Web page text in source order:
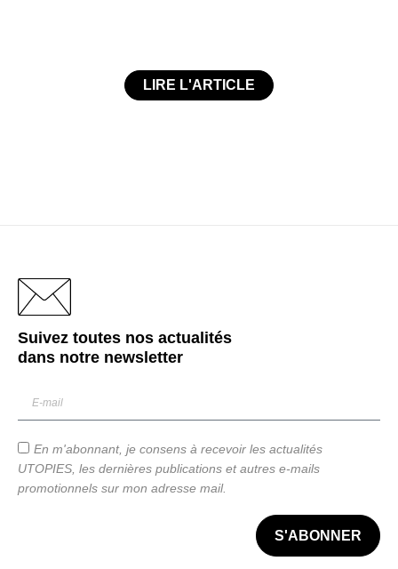
LIRE L'ARTICLE
Suivez toutes nos actualités
dans notre newsletter
En m'abonnant, je consens à recevoir les actualités
UTOPIES, les dernières publications et autres e-mails
promotionnels sur mon adresse mail.
S'ABONNER